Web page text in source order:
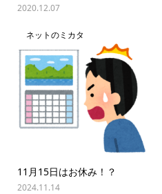
2020.12.07
ネットのミカタ
11月15日はお休み！？
2024.11.14